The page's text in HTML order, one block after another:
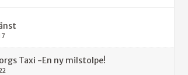
Taxi -En ny milstolpe!